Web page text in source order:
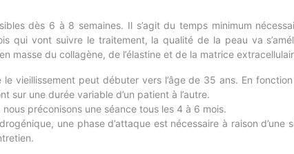
dès 6 à 8 semaines. Il s’agit du temps minimum
qui vont suivre le traitement, la qualité de la peau va
masse du collagène, de l’élastine et de la matrice
vieillissement peut débuter vers l’âge de 35 ans. En
sur une durée variable d’un patient à l’autre.
préconisons une séance tous les 4 à 6 mois.
une phase d’attaque est nécessaire à raison d’une